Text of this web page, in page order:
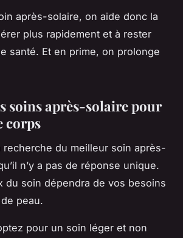
après-solaire, on aide donc la
plus rapidement et à rester
santé. Et en prime, on prolonge
soins après-solaire pour
corps
recherche du meilleur soin après-
n’y a pas de réponse unique.
du soin dépendra de vos besoins
peau.
pour un soin léger et non